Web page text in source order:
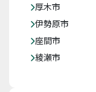
厚木市
伊勢原市
座間市
綾瀬市